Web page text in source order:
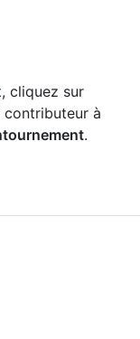
cliquez sur
contributeur à
.